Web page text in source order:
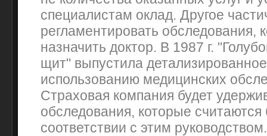
специалистам оклад. Другое
регламентировать обследования,
назначить доктор. В 1987 г.
щит" выпустила
использованию медицинских
Страховая компания будет
обследования, которые
соответствии с этим руководством.